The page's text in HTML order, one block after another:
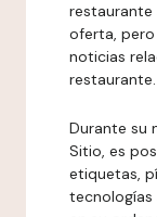
restaurante
oferta,
noticias
restaurante.
Durante su
Sitio, es
etiquetas,
tecnologías